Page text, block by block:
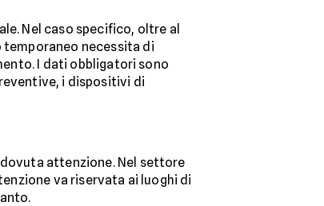
Nel caso specifico, oltre al
temporaneo necessita di
I dati obbligatori sono
i dispositivi di
attenzione. Nel settore
va riservata ai luoghi di